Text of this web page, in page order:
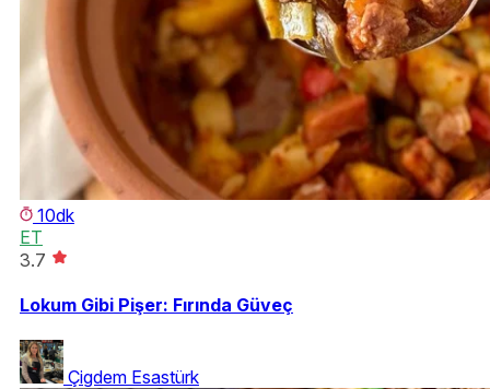
10dk
ET
3.7
Lokum Gibi Pişer: Fırında Güveç
Çigdem Esastürk